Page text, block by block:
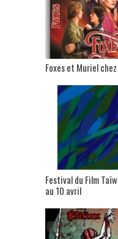
Foxes et Muriel
Festival du Film
au 10 avril